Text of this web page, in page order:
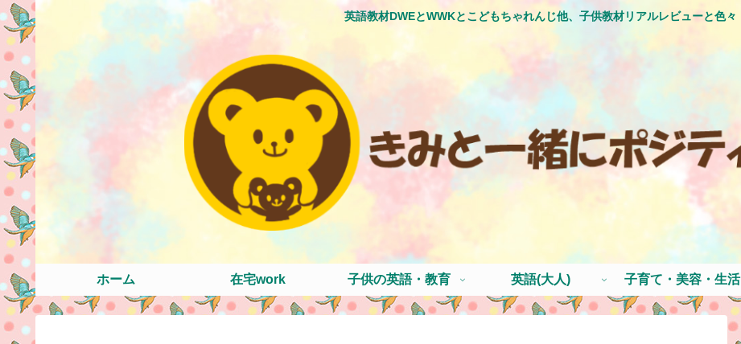
英語教材DWEとWWKとこどもちゃれんじ他、子供教材リアルレビューと色々
ホーム 在宅work 子供の英語・教育 英語(大人) 子育て・美容・生活